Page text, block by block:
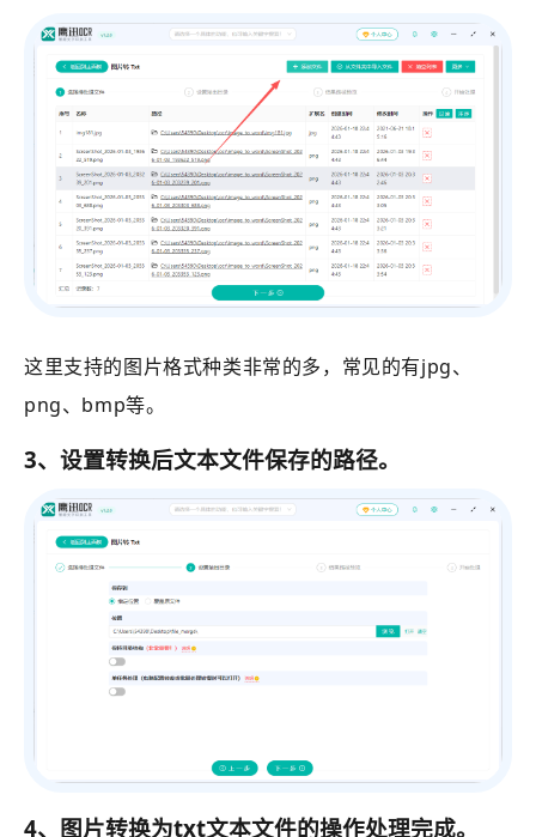
这里支持的图片格式种类非常的多，常见的有jpg、
png、bmp等。
3、设置转换后文本文件保存的路径。
4、图片转换为txt文本文件的操作处理完成。